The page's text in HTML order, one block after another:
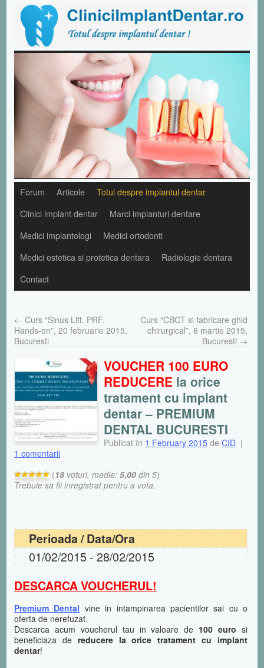
Forum Articole
Totul despre implantul dentar
Clinici implant dentar
Marci implanturi dentare
Medici implantologi
Medici ortodonti
Medici estetica si protetica dentara
Radiologie dentara
Contact
← Curs “Sinus Lift. PRF.
Hands-on”, 20 februarie 2015,
Bucuresti
Curs “CBCT si fabricare ghid
chirurgical”, 6 martie 2015,
Bucuresti →
VOUCHER 100 EURO
REDUCERE la orice
tratament cu implant
dentar – PREMIUM
DENTAL BUCURESTI
Publicat în 1 February 2015 de CID |
1 comentarii
(18 voturi, medie: 5,00 din 5)
Trebuie sa fii inregistrat pentru a vota.
Perioada / Data/Ora
01/02/2015 - 28/02/2015
DESCARCA VOUCHERUL!
Premium Dental vine in intampinarea pacientilor sai cu o
oferta de nerefuzat.
Descarca acum voucherul tau in valoare de 100 euro si
beneficiaza de reducere la orice tratament cu implant
dentar!